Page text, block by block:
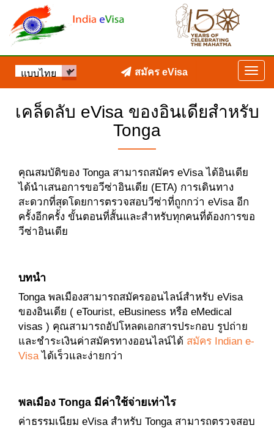
สมัคร eVisa
เคล็ดลับ eVisa ของอินเดียสำหรับ
Tonga
คุณสมบัติของ Tonga สามารถสมัคร eVisa ได้อินเดีย
ได้นำเสนอการขอวีซ่าอินเดีย (ETA) การเดินทาง
สะดวกที่สุดโดยการตรวจสอบวีซ่าที่ถูกกว่า eVisa อีก
ครั้งอีกครั้ง ขั้นตอนที่สั้นและสำหรับทุกคนที่ต้องการขอ
วีซ่าอินเดีย
บทนำ
Tonga พลเมืองสามารถสมัครออนไลน์สำหรับ eVisa
ของอินเดีย ( eTourist, eBusiness หรือ eMedical
visas ) คุณสามารถอัปโหลดเอกสารประกอบ รูปถ่าย
และชำระเงินค่าสมัครทางออนไลน์ได้ สมัคร Indian e-
Visaได้เร็วและง่ายกว่า
พลเมือง Tonga มีค่าใช้จ่ายเท่าไร
ค่าธรรมเนียม eVisa สำหรับ Tonga สามารถตรวจสอบ